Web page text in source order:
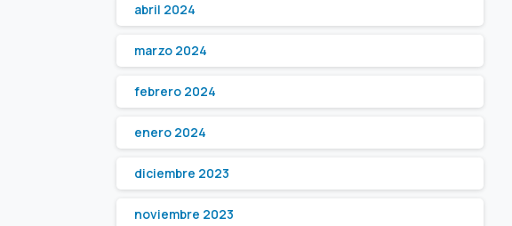
abril 2024
marzo 2024
febrero 2024
enero 2024
diciembre 2023
noviembre 2023